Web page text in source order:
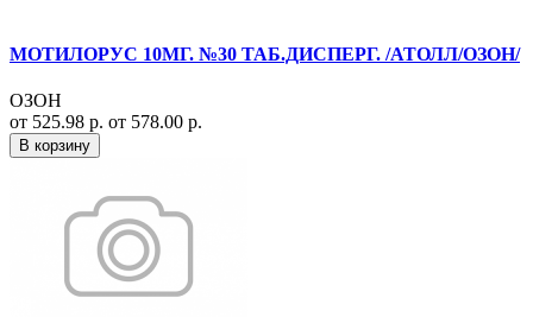
МОТИЛОРУС 10МГ. №30 ТАБ.ДИСПЕРГ. /АТОЛЛ/ОЗОН/
ОЗОН
от 525.98 р. от 578.00 р.
В корзину